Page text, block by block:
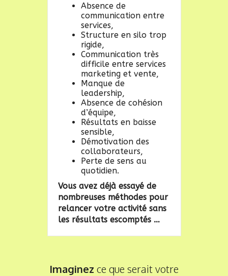
Absence de
communication entre
services,
Structure en silo trop
rigide,
Communication très
difficile entre services
marketing et vente,
Manque de
leadership,
Absence de cohésion
d’équipe,
Résultats en baisse
sensible,
Démotivation des
collaborateurs,
Perte de sens au
quotidien.
Vous avez déjà essayé de
nombreuses méthodes pour
relancer votre activité sans
les résultats escomptés …
Imaginez ce que serait votre